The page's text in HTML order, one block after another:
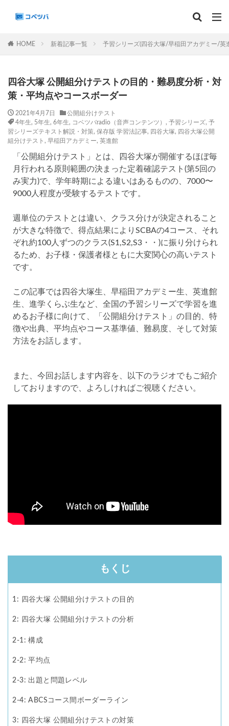
HOME 新着記事一覧 予習シリーズ(四谷大塚/早稲田アカデミー/英
四谷大塚 公開組分けテストの目的・難易度分析・対
策・平均点やコースボーダー
2021年4月7日
公開組分けテスト
4年生, 5年生, 6年生, コベツバradio（音声コンテンツ） , 予習シリーズ, 予
習シリーズテキスト解説・対策, 保存版 学習法記事, 四谷大塚, 四谷大塚公開
組分けテスト , 早稲田アカデミー, 英進館
「公開組分けテスト」とは、四谷大塚が開催するほぼ毎
月行われる原則範囲の決まった定着確認テスト(第5回の
み実力)で、学年時期による違いはあるものの、7000〜
9000人程度が受験するテストです。
週単位のテストとは違い、クラス分けが決定されること
が大きな特徴で、得点結果によりSCBAの4コース、それ
ぞれ約100人ずつのクラス(S1,S2,S3・・)に振り分けられ
るため、お子様・保護者様ともに大変関心の高いテスト
です。
この記事では四谷大塚生、早稲田アカデミー生、英進館
生、進学くらぶ生など、全国の予習シリーズで学習を進
めるお子様に向けて、「公開組分けテスト」の目的、特
徴や出典、平均点やコース基準値、難易度、そして対策
方法をお話します。
また、今回お話します内容を、以下のラジオでもご紹介
しておりますので、よろしければご視聴ください。
もくじ
1: 四谷大塚 公開組分けテストの目的
2: 四谷大塚 公開組分けテストの分析
2-1: 構成
2-2: 平均点
2-3: 出題と問題レベル
2-4: ABCSコース間ボーダーライン
3: 四谷大塚 公開組分けテストの対策
カテゴリー
タグ
算数 理科 3年生
サピックス 予習シリーズ 四谷大塚
早稲田アカデミー 英進館 中学受験算数
6年生 4年生 入試分析・志望校別対策
学習相談への回答 コベツバradio（音声コンテンツ）
各No(ナンバー)についての話 ケアレスミス
SAPIXデイリーチェック
早稲アカデミーカリキュラムテスト 四谷大塚週テスト
四谷大塚公開組分けテスト
四谷大塚志望校判定テスト 新学年(1月〜2月)
前期(3月〜7月)
予習シリーズテキスト解説・対策 コベツバweb授業
TopGun特訓 コベツバ過去問動画解説